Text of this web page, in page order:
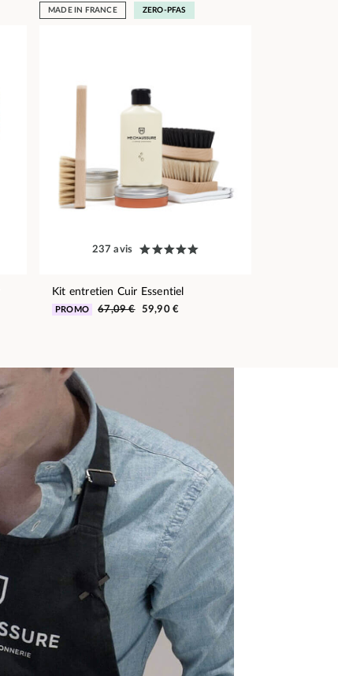
MADE IN FRANCE ZERO-PFAS
237 avis
Kit entretien Cuir Essentiel
PROMO 67,09 € 59,90 €